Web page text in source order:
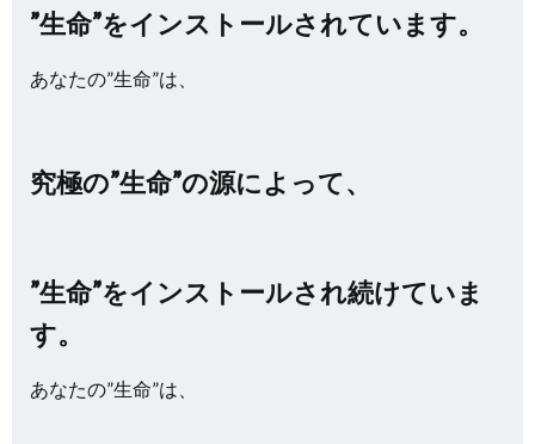
”生命”をインストールされています。
あなたの”生命”は、
究極の”生命”の源によって、
”生命”をインストールされ続けていま
す。
あなたの”生命”は、